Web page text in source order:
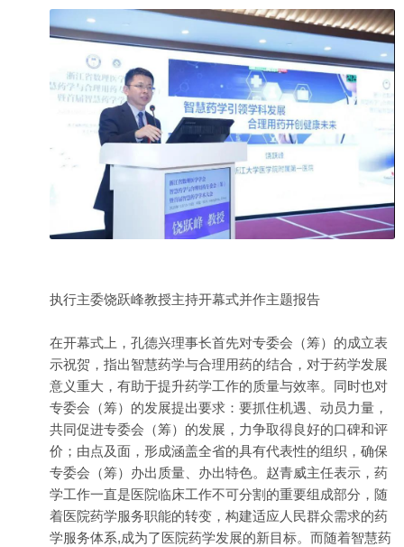
执行主委饶跃峰教授主持开幕式并作主题报告
在开幕式上，孔德兴理事长首先对专委会（筹）的成立表
示祝贺，指出智慧药学与合理用药的结合，对于药学发展
意义重大，有助于提升药学工作的质量与效率。同时也对
专委会（筹）的发展提出要求：要抓住机遇、动员力量，
共同促进专委会（筹）的发展，力争取得良好的口碑和评
价；由点及面，形成涵盖全省的具有代表性的组织，确保
专委会（筹）办出质量、办出特色。赵青威主任表示，药
学工作一直是医院临床工作不可分割的重要组成部分，随
着医院药学服务职能的转变，构建适应人民群众需求的药
学服务体系,成为了医院药学发展的新目标。而随着智慧药